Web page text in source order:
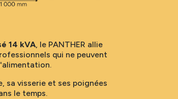
14 kVA, le PANTHER allie
qui ne peuvent
sa visserie et ses poignées
le temps.